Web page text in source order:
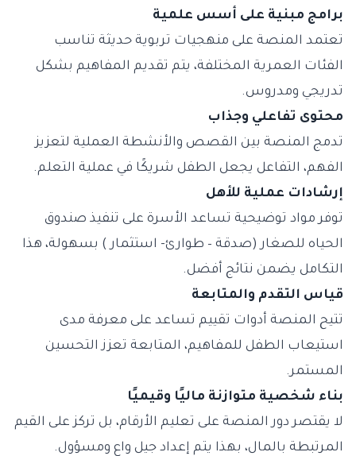
برامج مبنية على أسس علمية
تعتمد المنصة على منهجيات تربوية حديثة تناسب
الفئات العمرية المختلفة، يتم تقديم المفاهيم بشكل
تدريجي ومدروس.
محتوى تفاعلي وجذاب
تدمج المنصة بين القصص والأنشطة العملية لتعزيز
الفهم، التفاعل يجعل الطفل شريكًا في عملية التعلم.
إرشادات عملية للأهل
توفر مواد توضيحية تساعد الأسرة على تنفيذ صندوق
الحياه للصغار (صدقة – طوارئ- استثمار ) بسهولة، هذا
التكامل يضمن نتائج أفضل.
قياس التقدم والمتابعة
تتيح المنصة أدوات تقييم تساعد على معرفة مدى
استيعاب الطفل للمفاهيم، المتابعة تعزز التحسين
المستمر.
بناء شخصية متوازنة ماليًا وقيميًا
لا يقتصر دور المنصة على تعليم الأرقام، بل تركز على القيم
المرتبطة بالمال، بهذا يتم إعداد جيل واعٍ ومسؤول.